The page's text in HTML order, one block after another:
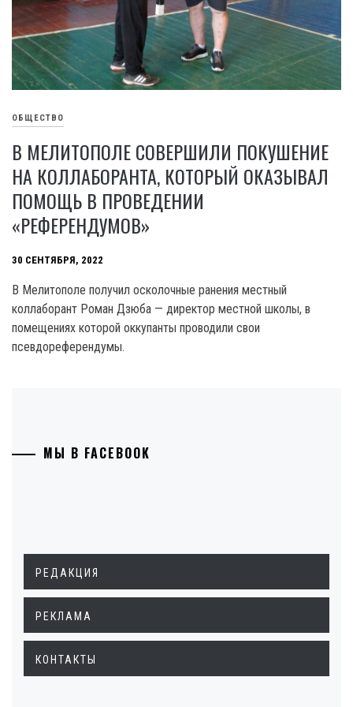
ОБЩЕСТВО
В МЕЛИТОПОЛЕ СОВЕРШИЛИ ПОКУШЕНИЕ
НА КОЛЛАБОРАНТА, КОТОРЫЙ ОКАЗЫВАЛ
ПОМОЩЬ В ПРОВЕДЕНИИ
«РЕФЕРЕНДУМОВ»
30 СЕНТЯБРЯ, 2022
В Мелитополе получил осколочные ранения местный
коллаборант Роман Дзюба — директор местной школы, в
помещениях которой оккупанты проводили свои
псевдореферендумы.
МЫ В FACEBOOK
РЕДАКЦИЯ
РЕКЛАМА
КОНТАКТЫ